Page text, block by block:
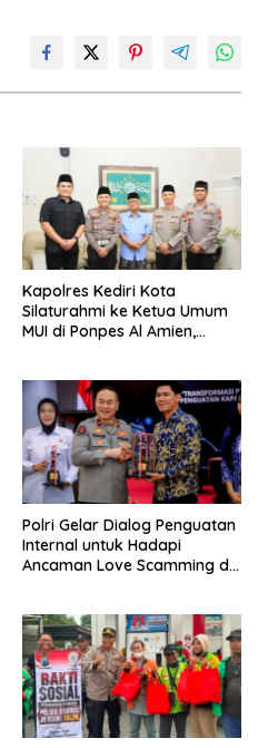
Kapolres Kediri Kota
Silaturahmi ke Ketua Umum
MUI di Ponpes Al Amien,
Polri Gelar Dialog Penguatan
Internal untuk Hadapi
Ancaman Love Scamming di